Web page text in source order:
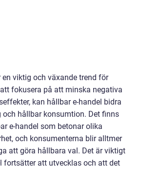
en viktig och växande trend för
fokusera på att minska negativa
kan hållbar e-handel bidra
och hållbar konsumtion. Det finns
e-handel som betonar olika
och konsumenterna blir alltmer
att göra hållbara val. Det är viktigt
fortsätter att utvecklas och att det